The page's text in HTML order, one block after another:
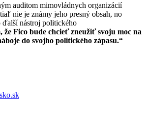
auditom mimovládnych organizácií
nie je známy jeho presný obsah, no
nástroj politického
že Fico bude chcieť zneužiť svoju moc na
do svojho politického zápasu.“